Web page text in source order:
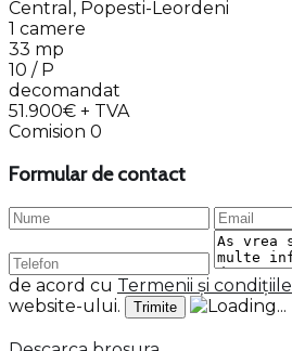
Central, Popesti-Leordeni
1 camere
33 mp
10 / P
decomandat
51.900€ + TVA
Comision 0
Formular de contact
de acord cu Termenii și condițiile
website-ului.